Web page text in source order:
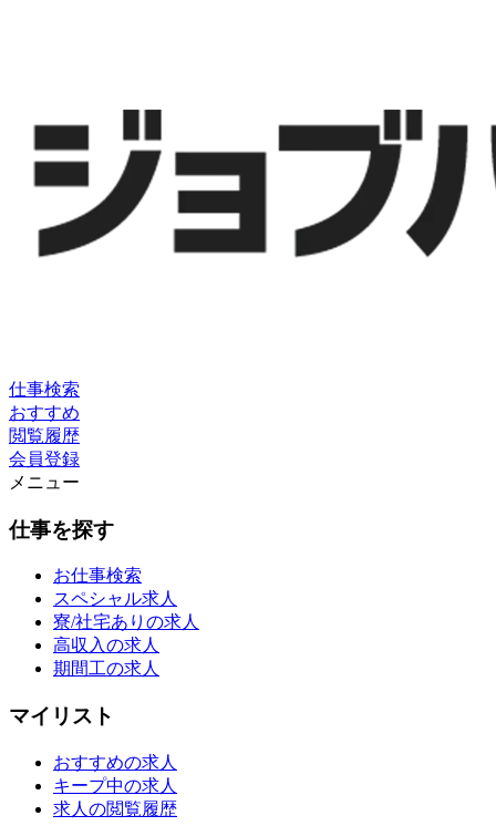
仕事検索
おすすめ
閲覧履歴
会員登録
メニュー
仕事を探す
お仕事検索
スペシャル求人
寮/社宅ありの求人
高収入の求人
期間工の求人
マイリスト
おすすめの求人
キープ中の求人
求人の閲覧履歴